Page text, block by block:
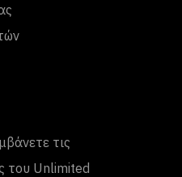
τις
του Unlimited